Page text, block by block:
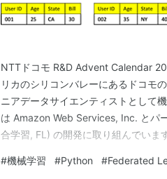
NTTドコモ R&D Advent Calendar
リカのシリコンバレーにあるドコモ
ニアデータサイエンティストとして
は Amazon Web Services, Inc. とパ
合学習, FL) の開発に取り組んでい
#機械学習 #Python #Federated